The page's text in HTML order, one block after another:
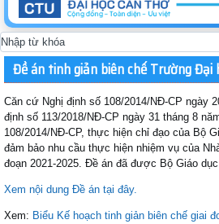
Đề án tinh giản biên chế Trường Đại
Căn cứ Nghị định số 108/2014/NĐ-CP ngày
định số 113/2018/NĐ-CP ngày 31 tháng 8
108/2014/NĐ-CP, thực hiện chỉ đạo của Bộ
đảm bảo nhu cầu thực hiện nhiệm vụ của
đoạn 2021-2025. Đề án đã được Bộ Giáo
Xem nội dung Đề án tại đây.
Xem: Biểu Kế hoạch tinh giản biên chế giai